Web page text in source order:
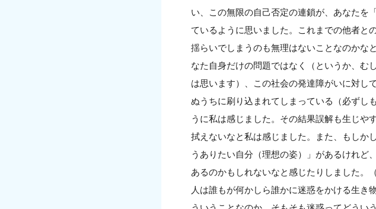
い、この無限の自己否定の連鎖が、あなたを
ているように思いました。これまでの他者と
揺らいでしまうのも無理はないことなのかな
なた自身だけの問題ではなく（というか、む
は思います）、この社会の発達障がいに対し
ぬうちに刷り込まれてしまっている（必ずし
うに私は感じました。その結果誤解も生じや
拭えないなと私は感じました。また、もしか
うありたい自分（理想の姿）」があるけれど
あるのかもしれないなと感じたりしました。
人は誰もが何かしら誰かに迷惑をかける生き